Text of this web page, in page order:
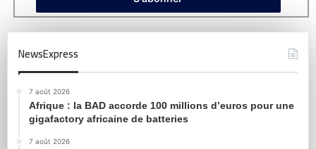
NewsExpress
7 août 2026
Afrique : la BAD accorde 100 millions d’euros pour une
gigafactory africaine de batteries
7 août 2026